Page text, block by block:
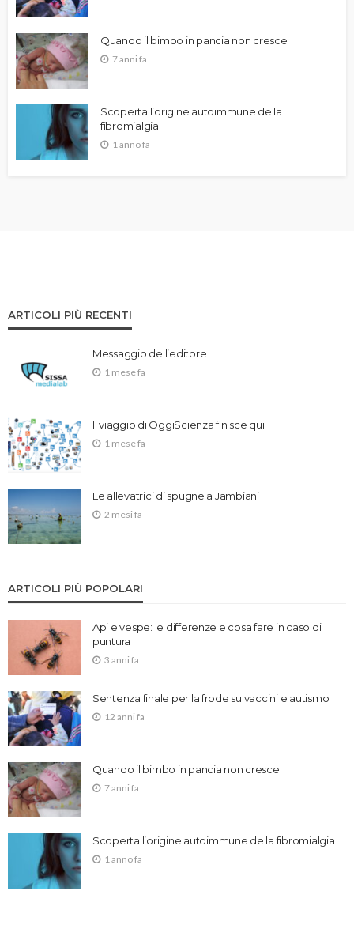
Quando il bimbo in pancia non cresce
7 anni fa
Scoperta l’origine autoimmune della
fibromialgia
1 anno fa
ARTICOLI PIÙ RECENTI
Messaggio dell’editore
1 mese fa
Il viaggio di OggiScienza finisce qui
1 mese fa
Le allevatrici di spugne a Jambiani
2 mesi fa
ARTICOLI PIÙ POPOLARI
Api e vespe: le differenze e cosa fare in caso di
puntura
3 anni fa
Sentenza finale per la frode su vaccini e autismo
12 anni fa
Quando il bimbo in pancia non cresce
7 anni fa
Scoperta l’origine autoimmune della fibromialgia
1 anno fa